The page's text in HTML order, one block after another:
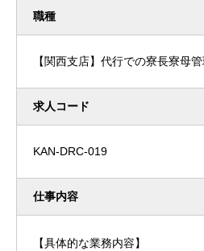
職種
【関西支店】代行での寮長寮母
求人コード
KAN-DRC-019
仕事内容
【具体的な業務内容】